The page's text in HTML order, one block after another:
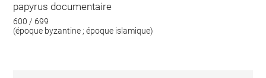
papyrus documentaire
600 / 699
(époque byzantine ; époque islamique)